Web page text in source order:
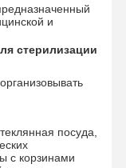
и
стерилизации
посуда,
с корзинами